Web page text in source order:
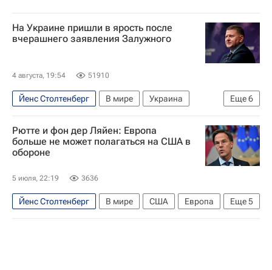
На Украине пришли в ярость после
вчерашнего заявления Залужного
4 августа, 19:54 51910
Еще6
Йенс Столтенберг В мире
Украина
Великобритания
Киев
Валерий Залужный
Владимир Зеленский
НАТО
Вооруженные силы Украины
Рютте и фон дер Ляйен: Европа
больше не может полагаться на США в
обороне
5 июля, 22:19 3636
Еще5
Йенс Столтенберг В мире США
Европа
Америка
Марк Рютте
Дональд Трамп